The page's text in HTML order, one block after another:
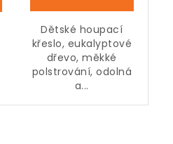
Dětské houpací
křeslo, eukalyptové
dřevo, měkké
polstrování, odolná
a...